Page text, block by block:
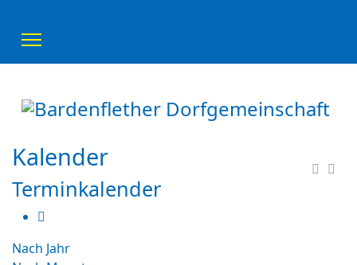
Kalender
Terminkalender
Nach Jahr